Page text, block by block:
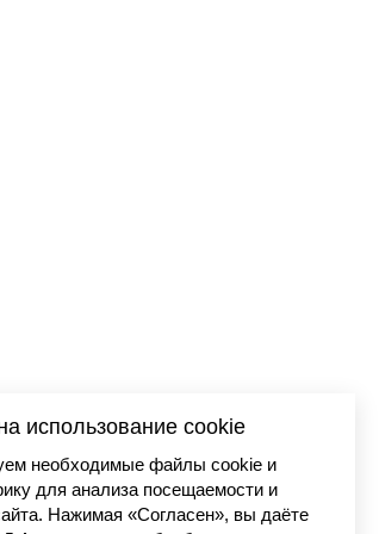
использование cookie
необходимые файлы cookie и
для анализа посещаемости и
Нажимая «Согласен», вы даёте